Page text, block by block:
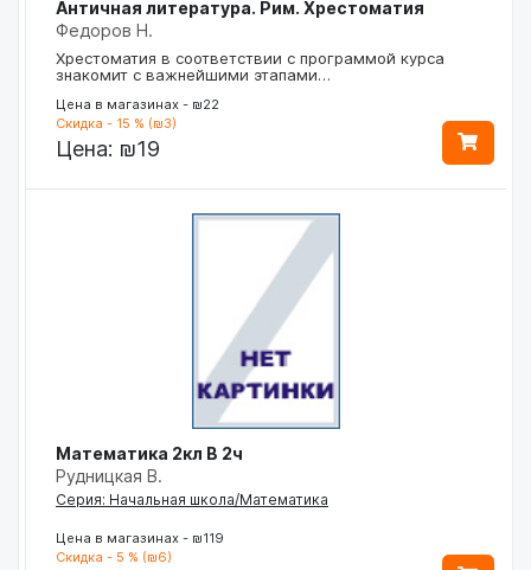
Античная литература. Рим. Хрестоматия
Федоров Н.
Хрестоматия в соответствии с программой курса
знакомит с важнейшими этапами…
Цена в магазинах - ₪22
Скидка - 15 % (₪3)
Цена: ₪19
Математика 2кл В 2ч
Рудницкая В.
Серия: Начальная школа/Математика
Цена в магазинах - ₪119
Скидка - 5 % (₪6)